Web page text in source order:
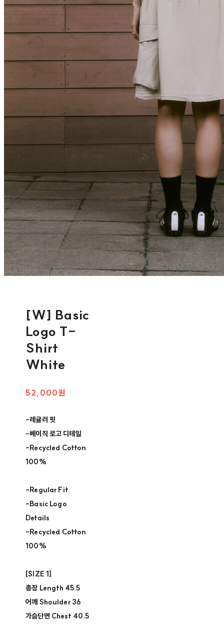
[W] Basic
Logo T-
Shirt
White
52,000원
-레귤러 핏​
-베이직 로고 디테일​
-Recycled Cotton
100% ​
-Regular Fit​
-Basic Logo
Details​
-Recycled Cotton
100%​
[SIZE 1]​
총장 Length 45.5​
어깨 Shoulder 36​
가슴단면 Chest 40.5